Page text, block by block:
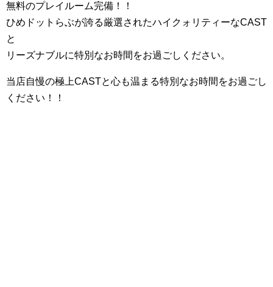
無料のプレイルーム完備！！
ひめドットらぶが誇る厳選されたハイクォリティーなCAST
と
リーズナブルに特別なお時間をお過ごしください。
当店自慢の極上CASTと心も温まる特別なお時間をお過ごし
ください！！